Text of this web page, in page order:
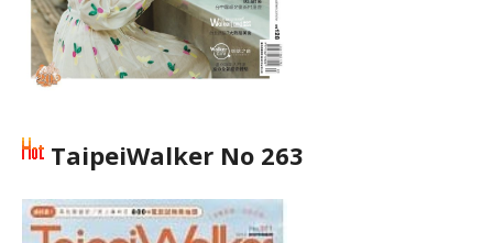
TaipeiWalker No 263